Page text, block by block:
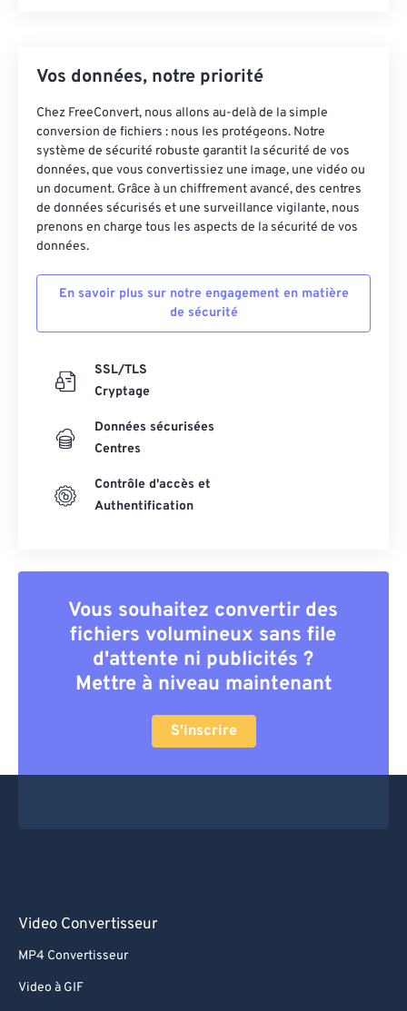
Vos données, notre priorité
Chez FreeConvert, nous allons au-delà de la simple
conversion de fichiers : nous les protégeons. Notre
système de sécurité robuste garantit la sécurité de vos
données, que vous convertissiez une image, une vidéo ou
un document. Grâce à un chiffrement avancé, des centres
de données sécurisés et une surveillance vigilante, nous
prenons en charge tous les aspects de la sécurité de vos
données.
En savoir plus sur notre engagement en matière
de sécurité
SSL/TLS
Cryptage
Données sécurisées
Centres
Contrôle d'accès et
Authentification
Vous souhaitez convertir des
fichiers volumineux sans file
d'attente ni publicités ?
Mettre à niveau maintenant
S'inscrire
Video Convertisseur
MP4 Convertisseur
Video à GIF